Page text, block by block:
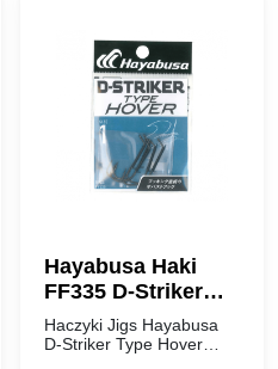
Hayabusa Haki
FF335 D-Striker
Type Hover #1/0 –
4szt.
Haczyki Jigs Hayabusa
D-Striker Type Hover